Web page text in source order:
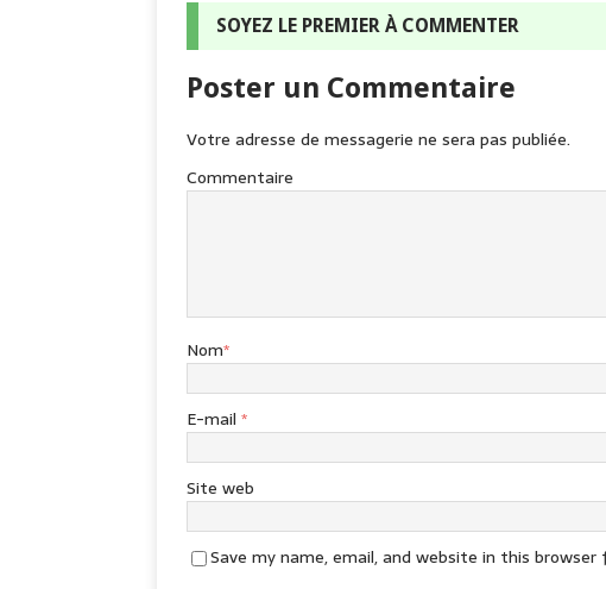
SOYEZ LE PREMIER À COMMENTER
Poster un Commentaire
Votre adresse de messagerie ne sera pas publiée.
Commentaire
Nom*
E-mail *
Site web
Save my name, email, and website in this